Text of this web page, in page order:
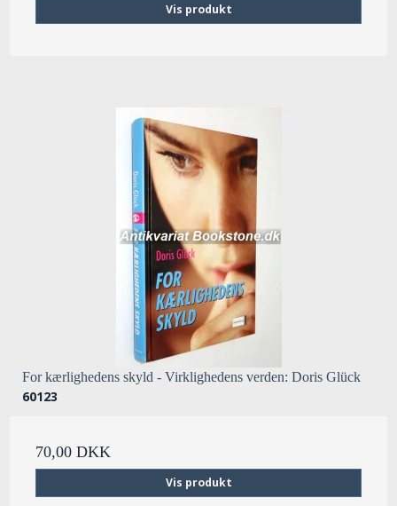
Vis produkt
For kærlighedens skyld - Virklighedens verden: Doris Glück
60123
70,00 DKK
Vis produkt